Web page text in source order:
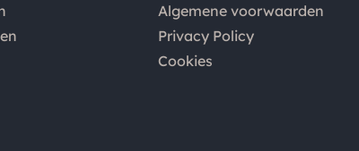
Algemene voorwaarden
Privacy Policy
Cookies